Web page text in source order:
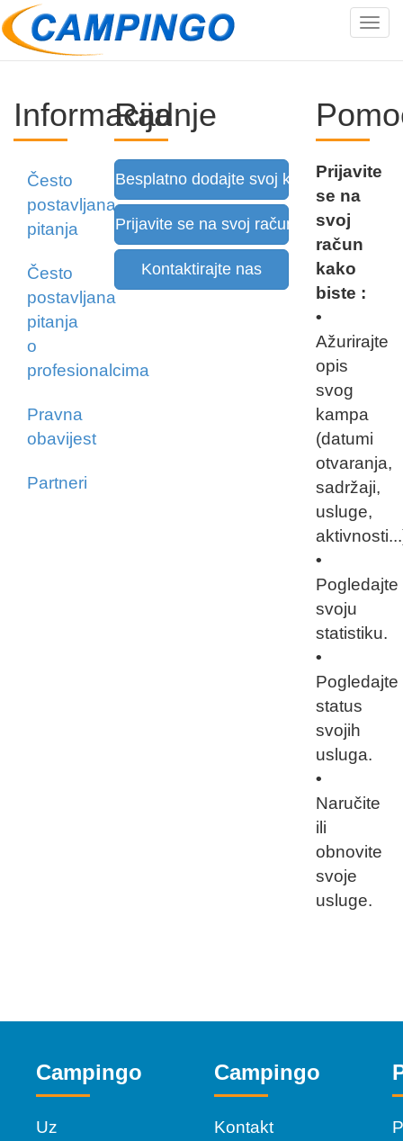
Informacija
Često
postavljana
pitanja
Često
postavljana
pitanja
o
profesionalcima
Pravna
obavijest
Partneri
Radnje
Besplatno dodajte svoj kamp
Prijavite se na svoj račun
Kontaktirajte nas
Prijavite
se na
svoj
račun
kako
biste :
•
Ažurirajte
opis
svog
kampa
(datumi
otvaranja,
sadržaji,
usluge,
•
Pogledajte
svoju
statistiku.
•
Pogledajte
status
svojih
usluga.
•
Naručite
ili
obnovite
svoje
usluge.
Campingo
Uz
Campingo
Kontakt